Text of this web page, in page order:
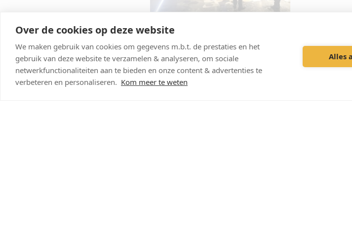
Over de cookies op deze website
We maken gebruik van cookies om gegevens m.b.t. de prestaties en het
gebruik van deze website te verzamelen & analyseren, om sociale
netwerkfunctionaliteiten aan te bieden en onze content & advertenties te
verbeteren en personaliseren. Kom meer te weten
Alles